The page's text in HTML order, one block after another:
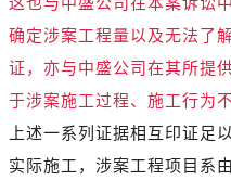
确定涉案工程量以及无法了
证，亦与中盛公司在其所提
于涉案施工过程、施工行为
上述一系列证据相互印证足
实际施工，涉案工程项目系